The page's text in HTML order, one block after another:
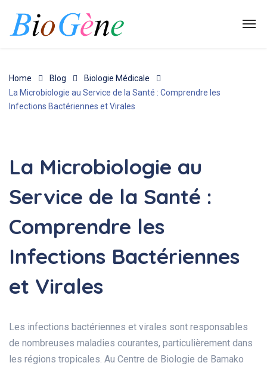
Home Blog
Biologie Médicale
La Microbiologie au Service de la Santé : Comprendre les
Infections Bactériennes et Virales
La Microbiologie au
Service de la Santé :
Comprendre les
Infections Bactériennes
et Virales
Les infections bactériennes et virales sont responsables
de nombreuses maladies courantes, particulièrement dans
les régions tropicales. Au Centre de Biologie de Bamako